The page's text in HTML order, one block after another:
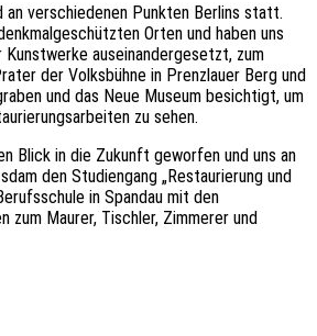
an verschiedenen Punkten Berlins statt.
Orten und haben uns
auseinandergesetzt, zum
der Volksbühne in Prenzlauer Berg und
und das Neue Museum besichtigt, um
zu sehen.
Blick in die Zukunft geworfen und uns an
den Studiengang „Restaurierung und
in Spandau mit den
zum Maurer, Tischler, Zimmerer und